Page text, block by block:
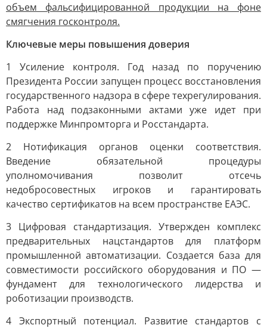
объем фальсифицированной продукции на фоне
смягчения госконтроля.
Ключевые меры повышения доверия
1 Усиление контроля. Год назад по поручению
Президента России запущен процесс восстановления
государственного надзора в сфере техрегулирования.
Работа над подзаконными актами уже идет при
поддержке Минпромторга и Росстандарта.
2 Нотификация органов оценки соответствия.
Введение обязательной процедуры
уполномочивания позволит отсечь
недобросовестных игроков и гарантировать
качество сертификатов на всем пространстве ЕАЭС.
3 Цифровая стандартизация. Утвержден комплекс
предварительных нацстандартов для платформ
промышленной автоматизации. Создается база для
совместимости российского оборудования и ПО —
фундамент для технологического лидерства и
роботизации производств.
4 Экспортный потенциал. Развитие стандартов с